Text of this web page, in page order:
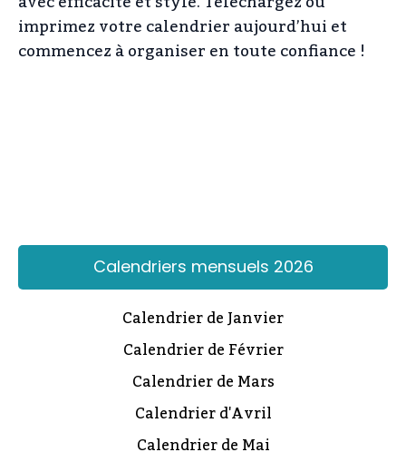
imprimez votre calendrier aujourd’hui et
commencez à organiser en toute confiance !
Calendriers mensuels 2026
Calendrier de Janvier
Calendrier de Février
Calendrier de Mars
Calendrier d'Avril
Calendrier de Mai